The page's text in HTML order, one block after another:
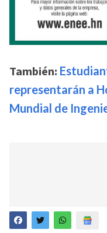
También:
representarán a
Mundial de